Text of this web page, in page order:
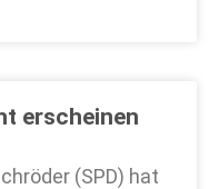
erscheinen
(SPD) hat